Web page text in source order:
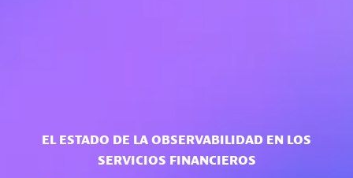
EL ESTADO DE LA OBSERVABILIDAD EN LOS
SERVICIOS FINANCIEROS